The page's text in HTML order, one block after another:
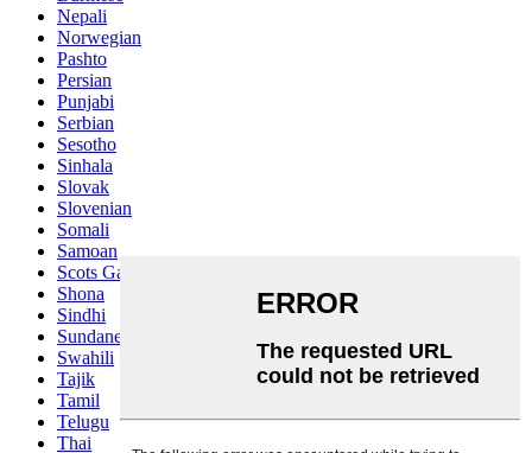
Nepali
Norwegian
Pashto
Persian
Punjabi
Serbian
Sesotho
Sinhala
Slovak
Slovenian
Somali
Samoan
Scots Gaelic
Shona
Sindhi
Sundanese
Swahili
Tajik
Tamil
Telugu
Thai